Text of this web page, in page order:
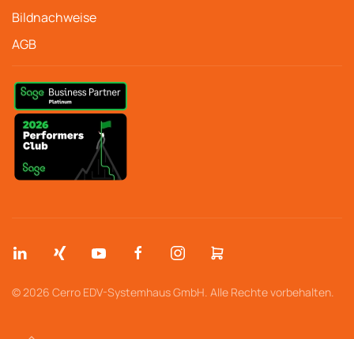
Bildnachweise
AGB
© 2026 Cerro EDV-Systemhaus GmbH. Alle Rechte vorbehalten.